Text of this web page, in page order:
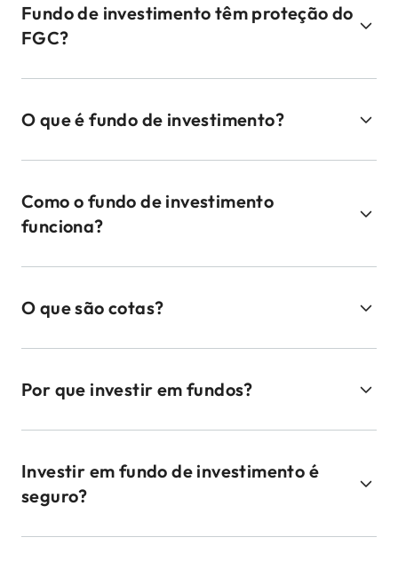
Fundo de investimento têm proteção do
FGC?
O que é fundo de investimento?
Como o fundo de investimento
funciona?
O que são cotas?
Por que investir em fundos?
Investir em fundo de investimento é
seguro?